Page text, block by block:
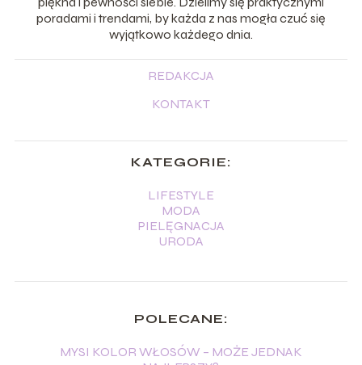
poradami i trendami, by każda z nas mogła czuć się
wyjątkowo każdego dnia.
REDAKCJA
KONTAKT
KATEGORIE:
LIFESTYLE
MODA
PIELĘGNACJA
URODA
POLECANE:
MYSI KOLOR WŁOSÓW – MOŻE JEDNAK